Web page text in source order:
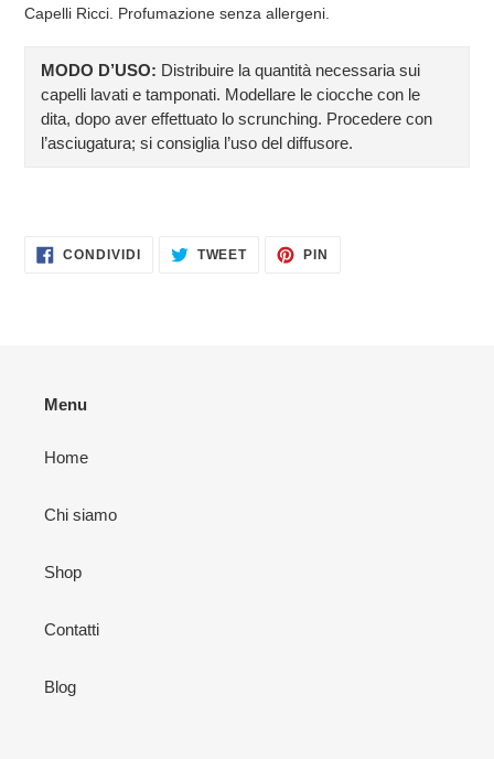
Capelli Ricci. Profumazione senza allergeni.
MODO D’USO: Distribuire la quantità necessaria sui
capelli lavati e tamponati. Modellare le ciocche con le
dita, dopo aver effettuato lo scrunching. Procedere con
l’asciugatura; si consiglia l’uso del diffusore.
CONDIVIDI CONDIVIDITWEETTWITTA
PIN
Menu
Home
Chi siamo
Shop
Contatti
Blog